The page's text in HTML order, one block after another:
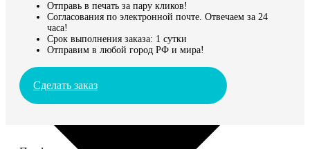
Отправь в печать за пару кликов!
Согласования по электронной почте. Отвечаем за 24
часа!
Срок выполнения заказа: 1 сутки
Отправим в любой город РФ и мира!
Сделать заказ